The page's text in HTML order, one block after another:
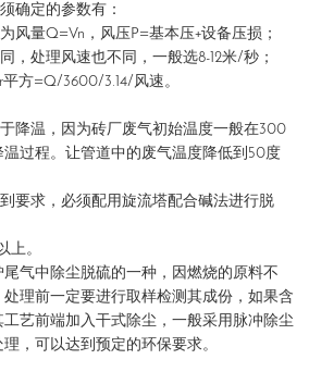
确定的参数有：
风量Q=Vn，风压P=基本压+设备压损；
，处理风速也不同，一般选8-12米/秒；
方=Q/3600/3.14/风速。
降温，因为砖厂废气初始温度一般在300
过程。让管道中的废气温度降低到50度
要求，必须配用旋流塔配合碱法进行脱
上。
气中除尘脱硫的一种，因燃烧的原料不
理前一定要进行取样检测其成份，如果含
艺前端加入干式除尘，一般采用脉冲除尘
，可以达到预定的环保要求。